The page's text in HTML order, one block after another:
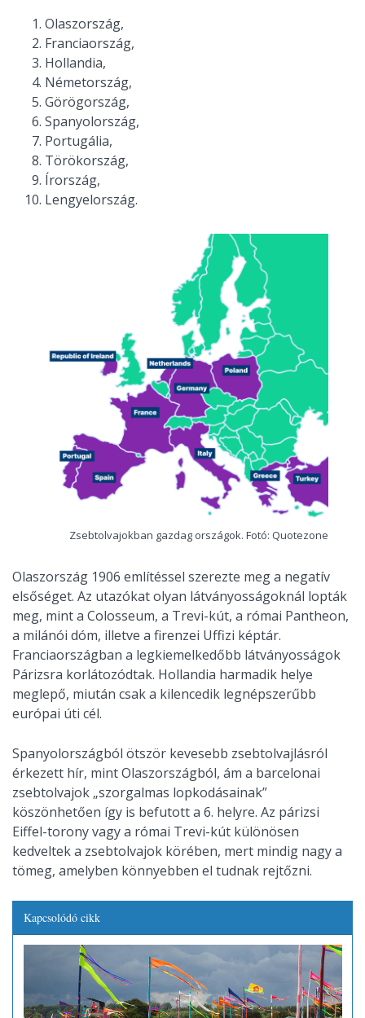
Olaszország,
Franciaország,
Hollandia,
Németország,
Görögország,
Spanyolország,
Portugália,
Törökország,
Írország,
Lengyelország.
Zsebtolvajokban gazdag országok. Fotó: Quotezone
Olaszország 1906 említéssel szerezte meg a negatív
elsőséget. Az utazókat olyan látványosságoknál lopták
meg, mint a Colosseum, a Trevi-kút, a római Pantheon,
a milánói dóm, illetve a firenzei Uffizi képtár.
Franciaországban a legkiemelkedőbb látványosságok
Párizsra korlátozódtak. Hollandia harmadik helye
meglepő, miután csak a kilencedik legnépszerűbb
európai úti cél.
Spanyolországból ötször kevesebb zsebtolvajlásról
érkezett hír, mint Olaszországból, ám a barcelonai
zsebtolvajok „szorgalmas lopkodásainak”
köszönhetően így is befutott a 6. helyre. Az párizsi
Eiffel-torony vagy a római Trevi-kút különösen
kedveltek a zsebtolvajok körében, mert mindig nagy a
tömeg, amelyben könnyebben el tudnak rejtőzni.
Kapcsolódó cikk